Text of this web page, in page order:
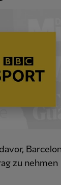
zu nehmen